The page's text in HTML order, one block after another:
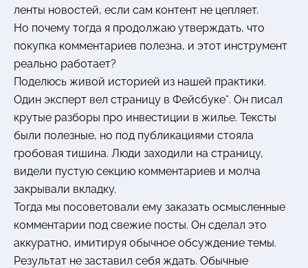
ленты новостей, если сам контент не цепляет.
Но почему тогда я продолжаю утверждать, что
покупка комментариев полезна, и этот инструмент
реально работает?
Поделюсь живой историей из нашей практики.
Один эксперт вел страницу в Фейсбуке*. Он писал
крутые разборы про инвестиции в жилье. Тексты
были полезные, но под публикациями стояла
гробовая тишина. Люди заходили на страницу,
видели пустую секцию комментариев и молча
закрывали вкладку.
Тогда мы посоветовали ему заказать осмысленные
комментарии под свежие посты. Он сделал это
аккуратно, имитируя обычное обсуждение темы.
Результат не заставил себя ждать. Обычные